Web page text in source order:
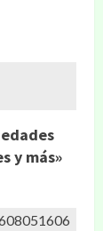
y más»